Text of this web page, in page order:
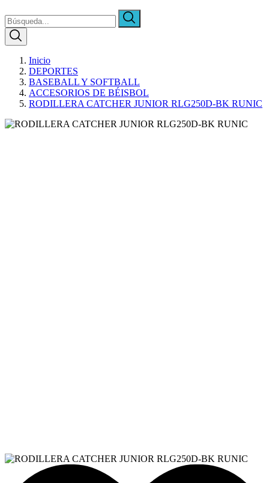
Inicio
DEPORTES
BASEBALL Y SOFTBALL
ACCESORIOS DE BÉISBOL
RODILLERA CATCHER JUNIOR RLG250D-BK RUNIC